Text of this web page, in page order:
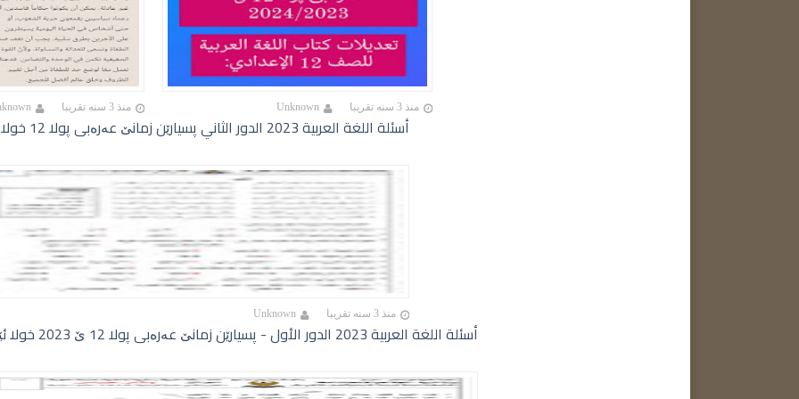
منذ 3 سنه تقريبا منذ 3 سنه تقريبا Unknown
أسئلة اللغة العربية 2023 الدور الثاني پسیارێن زمانێ عەرەبی پولا 12 خولا 2ێ
منذ 3 سنه تقريبا Unknown
أسئلة اللغة العربية 2023 الدور الأول - پسیارێن زمانێ عەرەبی پولا 12 ێ 2023 خولا ئێکێ